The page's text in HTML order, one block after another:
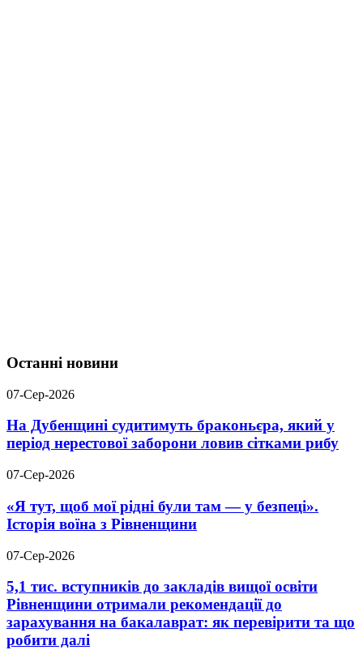
Останні новини
07-Сер-2026
На Дубенщині судитимуть браконьєра, який у
період нерестової заборони ловив сітками рибу
07-Сер-2026
«Я тут, щоб мої рідні були там — у безпеці».
Історія воїна з Рівненщини
07-Сер-2026
5,1 тис. вступників до закладів вищої освіти
Рівненщини отримали рекомендації до
зарахування на бакалаврат: як перевірити та що
робити далі